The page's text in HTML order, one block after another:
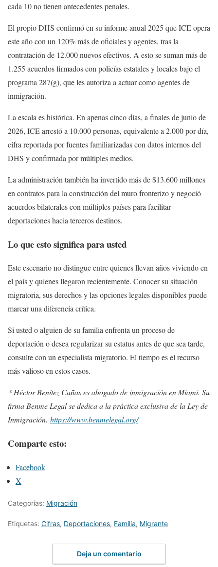
cada 10 no tienen antecedentes penales.
El propio DHS confirmó en su informe anual 2025 que ICE opera
este año con un 120% más de oficiales y agentes, tras la
contratación de 12.000 nuevos efectivos. A esto se suman más de
1.255 acuerdos firmados con policías estatales y locales bajo el
programa 287(g), que les autoriza a actuar como agentes de
inmigración.
La escala es histórica. En apenas cinco días, a finales de junio de
2026, ICE arrestó a 10.000 personas, equivalente a 2.000 por día,
cifra reportada por fuentes familiarizadas con datos internos del
DHS y confirmada por múltiples medios.
La administración también ha invertido más de $13.600 millones
en contratos para la construcción del muro fronterizo y negoció
acuerdos bilaterales con múltiples países para facilitar
deportaciones hacia terceros destinos.
Lo que esto significa para usted
Este escenario no distingue entre quienes llevan años viviendo en
el país y quienes llegaron recientemente. Conocer su situación
migratoria, sus derechos y las opciones legales disponibles puede
marcar una diferencia crítica.
Si usted o alguien de su familia enfrenta un proceso de
deportación o desea regularizar su estatus antes de que sea tarde,
consulte con un especialista migratorio. El tiempo es el recurso
más valioso en estos casos.
* Héctor Benítez Cañas es abogado de inmigración en Miami. Su
firma Benme Legal se dedica a la práctica exclusiva de la Ley de
Inmigración. https://www.benmelegal.org/
Comparte esto:
Facebook
X
Categorías: Migración
Etiquetas: Cifras, Deportaciones, Familia, Migrante
Deja un comentario